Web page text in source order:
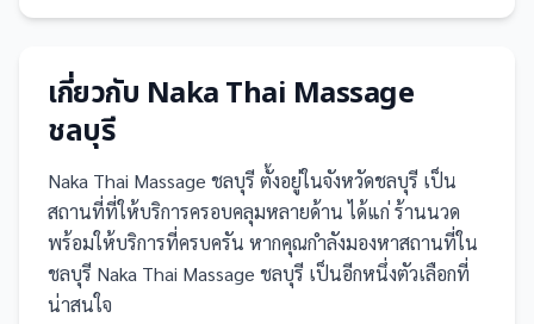
เกี่ยวกับ Naka Thai Massage
ชลบุรี
Naka Thai Massage ชลบุรี ตั้งอยู่ในจังหวัดชลบุรี เป็น
สถานที่ที่ให้บริการครอบคลุมหลายด้าน ได้แก่ ร้านนวด
พร้อมให้บริการที่ครบครัน หากคุณกำลังมองหาสถานที่ใน
ชลบุรี Naka Thai Massage ชลบุรี เป็นอีกหนึ่งตัวเลือกที่
น่าสนใจ